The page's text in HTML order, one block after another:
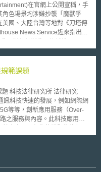
申請者任何對價（不限金
學名藥之專利侵權訴訟和解協
Settlement）、逆向給付
等。
的關鍵字扮演著必要的指
有這樣的功能，Google將必須
搜尋系統。 而過去6
Stone的通知後，將相關訊
字廣告的一般性認知，尚不足
侵權的連帶責任，就像時代
開始開放以商標作為關鍵字廣
院表示無法證明Rosetta Stone
久
儘管商標權人在Rescuecom
確認了這樣的行為構成了可訟
仍有待進一步的檢驗，而近五
差異，因此，對於這樣的行為
權人在美國恐怕還有一段辛苦
在官網上公開宣稱，手
色場景均涉嫌抄襲「魔獸爭
國、大陸台灣等地對《刀塔傳
News Service近來指出，
。依據上訴法院在1978年的
予以保護，而特別特色需要有
武器、背景設定等證據資料，
予以駁回。而暴雪公司則於12
主張不成立，而是訴訟資料不齊
會於修正訴狀後，再提起訴
範課題
究
等等，創新應用服務（Over-
之服務與內容。此科技應用的
之對象，希冀對於我國未來在
訊領域聯邦層級的主管機